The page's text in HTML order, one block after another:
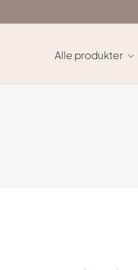
Alle produkter